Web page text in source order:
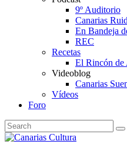
9º Auditorio
Canarias
En Bandeja
REC
Recetas
El Rincón de
Videoblog
Canarias
Vídeos
Foro